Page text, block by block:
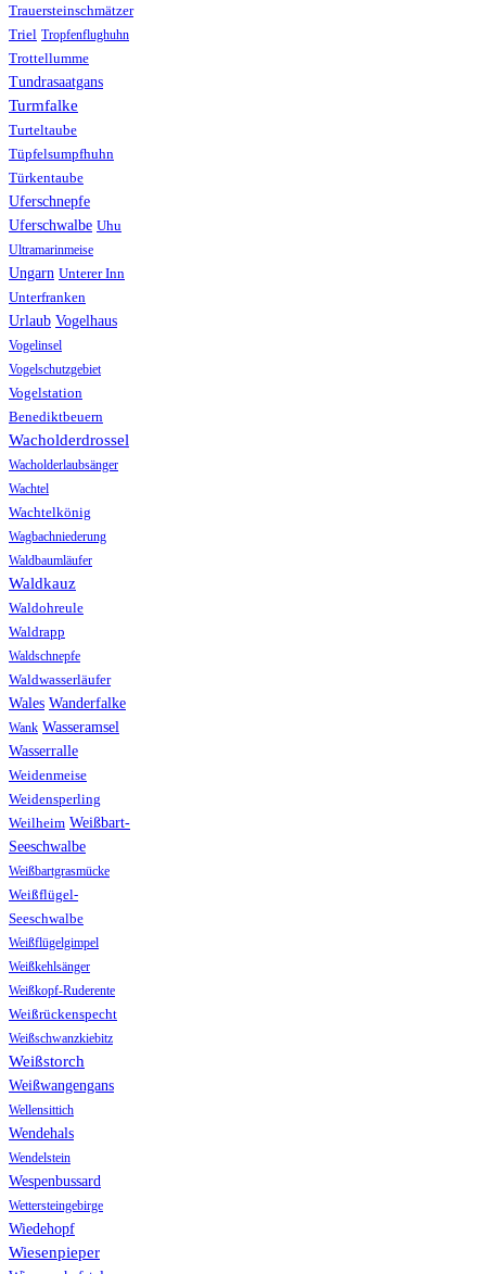
Trauersteinschmätzer
Triel Tropfenflughuhn
Trottellumme
Tundrasaatgans
Turmfalke
Turteltaube
Tüpfelsumpfhuhn
Türkentaube
Uferschnepfe
Uferschwalbe Uhu
Ultramarinmeise
Ungarn Unterer Inn
Unterfranken
Urlaub Vogelhaus
Vogelinsel
Vogelschutzgebiet
Vogelstation
Benediktbeuern
Wacholderdrossel
Wacholderlaubsänger
Wachtel
Wachtelkönig
Wagbachniederung
Waldbaumläufer
Waldkauz
Waldohreule
Waldrapp
Waldschnepfe
Waldwasserläufer
Wales Wanderfalke
Wank Wasseramsel
Wasserralle
Weidenmeise
Weidensperling
Weilheim Weißbart-
Seeschwalbe
Weißbartgrasmücke
Weißflügel-
Seeschwalbe
Weißflügelgimpel
Weißkehlsänger
Weißkopf-Ruderente
Weißrückenspecht
Weißschwanzkiebitz
Weißstorch
Weißwangengans
Wellensittich
Wendehals
Wendelstein
Wespenbussard
Wettersteingebirge
Wiedehopf
Wiesenpieper